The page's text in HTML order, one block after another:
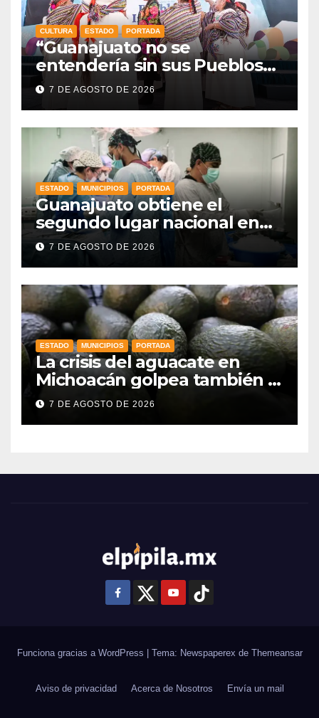
CULTURA ESTADO PORTADA
“Guanajuato no se
entendería sin sus Pueblos
Indígenas”: Libia Dennise
fortalece el orgullo del
7 DE AGOSTO DE 2026
ESTADO MUNICIPIOS PORTADA
Guanajuato obtiene el
segundo lugar nacional en
procuración de órganos
7 DE AGOSTO DE 2026
ESTADO MUNICIPIOS PORTADA
La crisis del aguacate en
Michoacán golpea también a
productores de Guanajuato
7 DE AGOSTO DE 2026
Funciona gracias a WordPress Tema: Newspaperex de Themeansar
Aviso de privacidad Acerca de Nosotros Envía un mail